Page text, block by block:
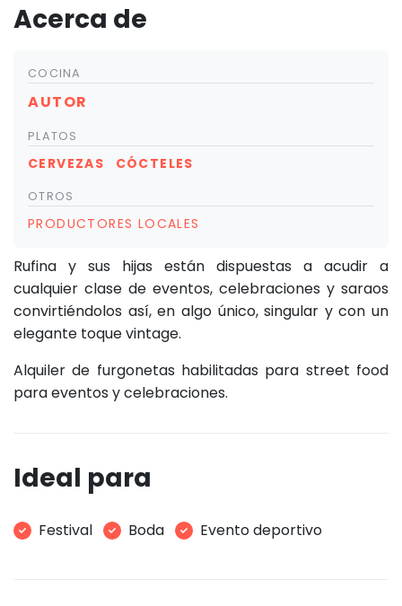
Acerca de
COCINA
AUTOR
PLATOS
CERVEZAS CÓCTELES
OTROS
PRODUCTORES LOCALES
Rufina y sus hijas están dispuestas a acudir a
cualquier clase de eventos, celebraciones y saraos
convirtiéndolos así, en algo único, singular y con un
elegante toque vintage.
Alquiler de furgonetas habilitadas para street food
para eventos y celebraciones.
Ideal para
Festival Boda Evento deportivo